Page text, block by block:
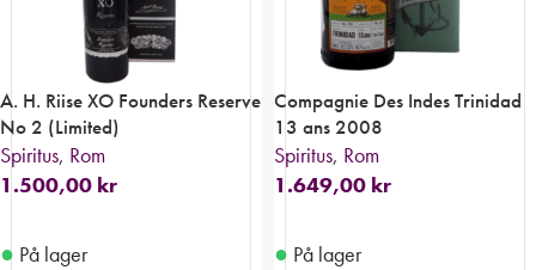
A. H. Riise XO Founders Reserve
No 2 (Limited)
Spiritus, Rom
1.500,00 kr
● På lager
Compagnie Des Indes Trinidad
13 ans 2008
Spiritus, Rom
1.649,00 kr
● På lager